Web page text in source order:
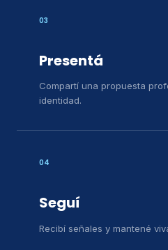
03
Presentá
Compartí una propuesta
identidad.
04
Seguí
Recibí señales y mantené